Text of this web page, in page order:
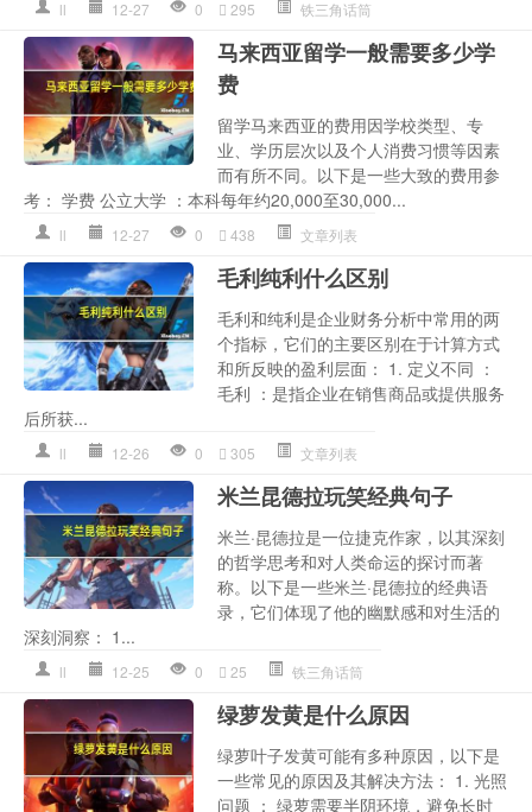
ll 12-27 0 295 铁三角话筒
马来西亚留学一般需要多少学
费
留学马来西亚的费用因学校类型、专
业、学历层次以及个人消费习惯等因素
而有所不同。以下是一些大致的费用参
考： 学费 公立大学 ：本科每年约20,000至30,000...
ll 12-27 0 438 文章列表
毛利纯利什么区别
毛利和纯利是企业财务分析中常用的两
个指标，它们的主要区别在于计算方式
和所反映的盈利层面： 1. 定义不同 ：
毛利 ：是指企业在销售商品或提供服务
后所获...
ll 12-26 0 305 文章列表
米兰昆德拉玩笑经典句子
米兰·昆德拉是一位捷克作家，以其深刻
的哲学思考和对人类命运的探讨而著
称。以下是一些米兰·昆德拉的经典语
录，它们体现了他的幽默感和对生活的
深刻洞察： 1...
ll 12-25 0 25 铁三角话筒
绿萝发黄是什么原因
绿萝叶子发黄可能有多种原因，以下是
一些常见的原因及其解决方法： 1. 光照
问题 ： 绿萝需要半阴环境，避免长时